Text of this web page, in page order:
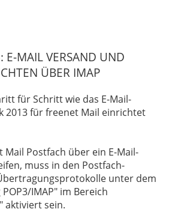
MAIL VERSAND UND
ÜBER IMAP
für Schritt wie das E-Mail-
2013 für freenet Mail einrichtet
Mail Postfach über ein E-Mail-
muss in den Postfach-
unter dem
IMAP" im Bereich
aktiviert sein.